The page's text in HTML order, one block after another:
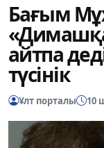
Бағым
айтпа
түсінік
Ұлт порталы 10